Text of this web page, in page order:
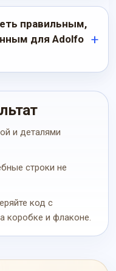
правильным,
для Adolfo
и деталями
строки не
код с
коробке и флаконе.